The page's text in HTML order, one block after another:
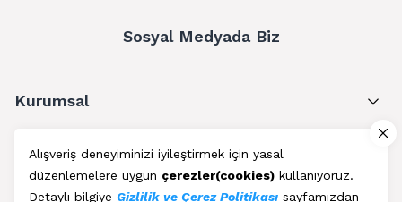
Alışveriş deneyiminizi iyileştirmek için yasal
düzenlemelere uygun çerezler(cookies) kullanıyoruz.
Detaylı bilgiye Gizlilik ve Çerez Politikası sayfamızdan
Sosyal Medyada Biz
Kurumsal
Müşteri Hizmetleri
Üyelik